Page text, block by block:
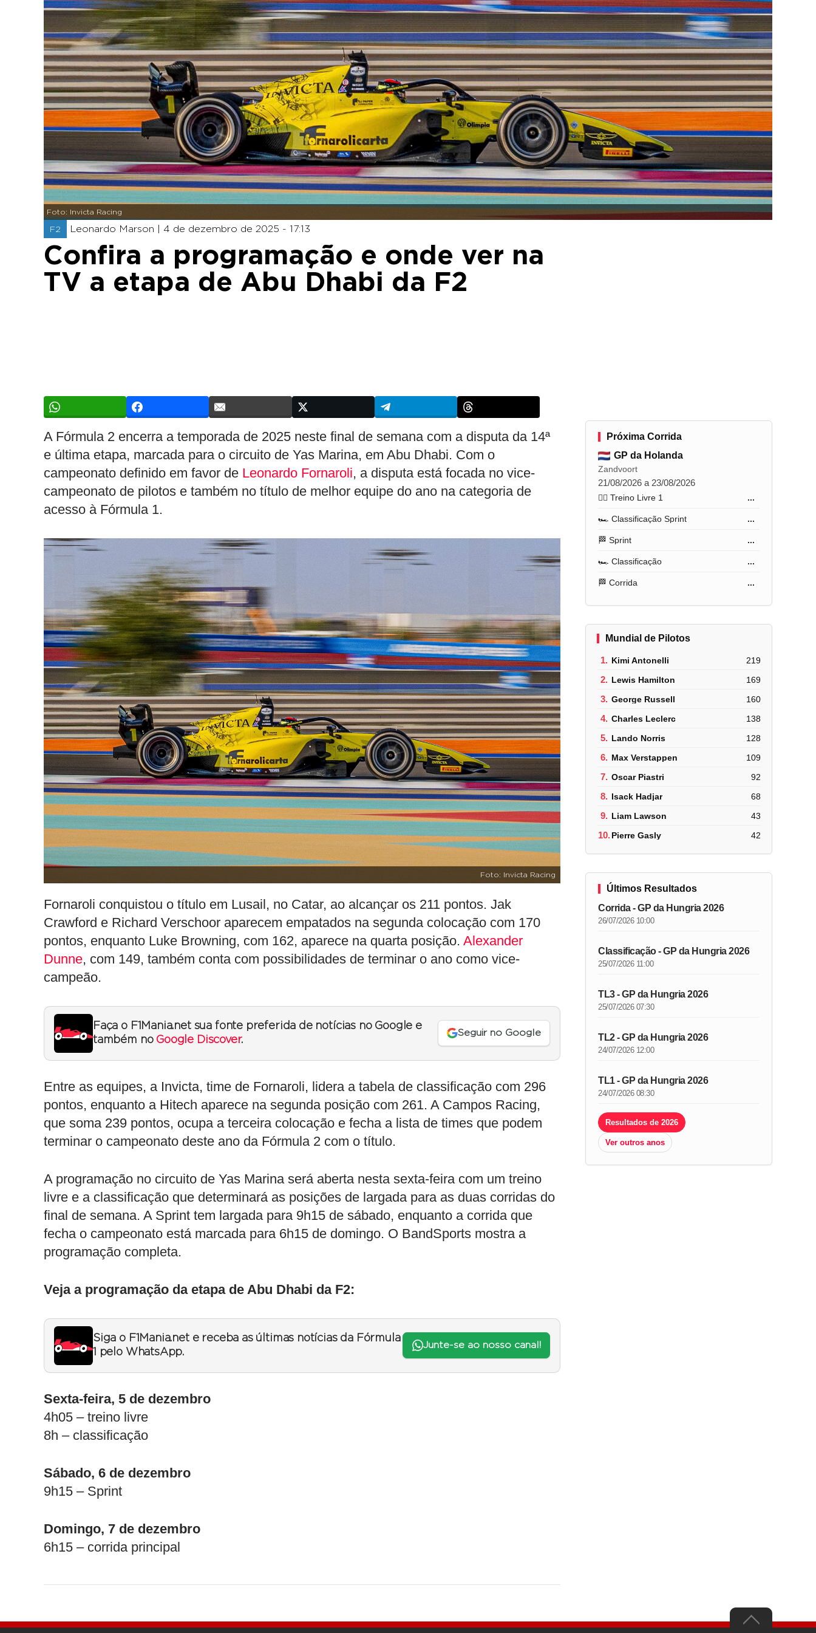
Foto: Invicta Racing
F2 Leonardo Marson | 4 de dezembro de 2025 - 17:13
Confira a programação e onde ver na
TV a etapa de Abu Dhabi da F2
A Fórmula 2 encerra a temporada de 2025 neste final de semana com a disputa da 14ª
e última etapa, marcada para o circuito de Yas Marina, em Abu Dhabi. Com o
campeonato definido em favor de Leonardo Fornaroli, a disputa está focada no vice-
campeonato de pilotos e também no título de melhor equipe do ano na categoria de
acesso à Fórmula 1.
Foto: Invicta Racing
Fornaroli conquistou o título em Lusail, no Catar, ao alcançar os 211 pontos. Jak
Crawford e Richard Verschoor aparecem empatados na segunda colocação com 170
pontos, enquanto Luke Browning, com 162, aparece na quarta posição. Alexander
Dunne, com 149, também conta com possibilidades de terminar o ano como vice-
campeão.
Faça o F1Mania.net sua fonte preferida de notícias no Google e
também no Google Discover.
Seguir no Google
Entre as equipes, a Invicta, time de Fornaroli, lidera a tabela de classificação com 296
pontos, enquanto a Hitech aparece na segunda posição com 261. A Campos Racing,
que soma 239 pontos, ocupa a terceira colocação e fecha a lista de times que podem
terminar o campeonato deste ano da Fórmula 2 com o título.
A programação no circuito de Yas Marina será aberta nesta sexta-feira com um treino
livre e a classificação que determinará as posições de largada para as duas corridas do
final de semana. A Sprint tem largada para 9h15 de sábado, enquanto a corrida que
fecha o campeonato está marcada para 6h15 de domingo. O BandSports mostra a
programação completa.
Veja a programação da etapa de Abu Dhabi da F2:
Siga o F1Mania.net e receba as últimas notícias da Fórmula
1 pelo WhatsApp.
Junte-se ao nosso canal!
Sexta-feira, 5 de dezembro
4h05 – treino livre
8h – classificação
Sábado, 6 de dezembro
9h15 – Sprint
Domingo, 7 de dezembro
6h15 – corrida principal
Próxima Corrida
GP da Holanda
Zandvoort
21/08/2026 a 23/08/2026
🏋️‍♂️ Treino Livre 1 ...
🏎️ Classificação Sprint ...
🏁 Sprint ...
🏎️ Classificação ...
🏁 Corrida ...
Mundial de Pilotos
1. Kimi Antonelli 219
2. Lewis Hamilton 169
3. George Russell 160
4. Charles Leclerc 138
5. Lando Norris 128
6. Max Verstappen 109
7. Oscar Piastri 92
8. Isack Hadjar 68
9. Liam Lawson 43
10.Pierre Gasly 42
Últimos Resultados
Corrida - GP da Hungria 2026
26/07/2026 10:00
Classificação - GP da Hungria 2026
25/07/2026 11:00
TL3 - GP da Hungria 2026
25/07/2026 07:30
TL2 - GP da Hungria 2026
24/07/2026 12:00
TL1 - GP da Hungria 2026
24/07/2026 08:30
Resultados de 2026
Ver outros anos